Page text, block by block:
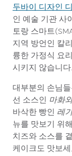
두바이 디자인
인 예술 기관 사
토랑 스마트
지역 방언인 칼
륭한 가정식 요
시키지 않습니다.
대부분의 손님
선 소스인 마화
바삭한 빵인 레
뉴를 맛보기 위
치즈와 소스를
케이크도 맛보